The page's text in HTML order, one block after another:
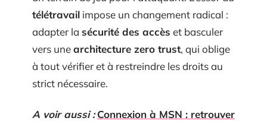
télétravail impose un changement radical :
adapter la sécurité des accès et basculer
vers unearchitecture zero trust, qui oblige
à tout vérifier et à restreindre les droits au
strict nécessaire.
A voir aussi : Connexion à MSN : retrouver